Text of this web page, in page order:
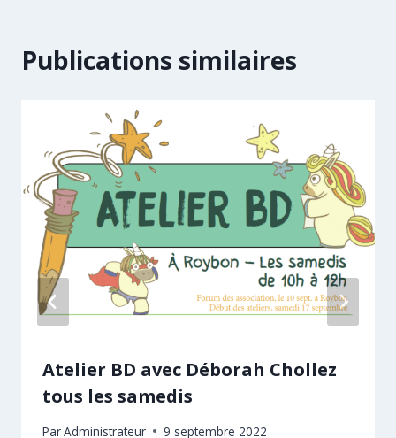
Publications similaires
Atelier BD avec Déborah Chollez
tous les samedis
ParAdministrateur 9 septembre 2022